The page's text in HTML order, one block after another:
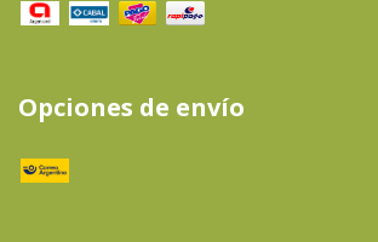
Opciones de envío